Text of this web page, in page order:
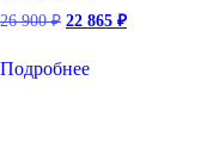
26 900₽ Первоначальная
26
22 865 ₽Текущая
Подробнее